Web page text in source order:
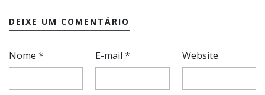
DEIXE UM COMENTÁRIO
Nome * E-mail* Website